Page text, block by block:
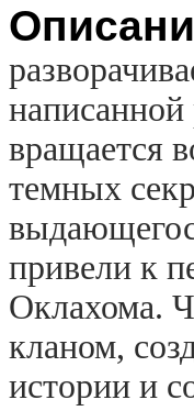
вращается
темных
привели к
Оклахома.
кланом,
истории и